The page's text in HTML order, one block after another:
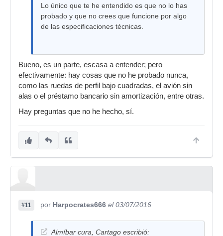
Lo único que te he entendido es que no lo has
probado y que no crees que funcione por algo
de las especificaciones técnicas.
Bueno, es un parte, escasa a entender; pero
efectivamente: hay cosas que no he probado nunca,
como las ruedas de perfil bajo cuadradas, el avión sin
alas o el préstamo bancario sin amortización, entre otras.
Hay preguntas que no he hecho, sí.
#11 por Harpocrates666 el 03/07/2016
Almíbar cura, Cartago escribió: